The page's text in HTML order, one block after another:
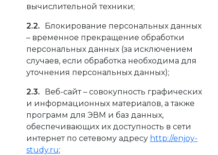
вычислительной техники;
Блокирование персональных данных
– временное прекращение обработки
персональных данных (за исключением
случаев, если обработка необходима для
уточнения персональных данных);
Веб-сайт – совокупность графических
и информационных материалов, а также
программ для ЭВМ и баз данных,
обеспечивающих их доступность в сети
интернет по сетевому адресу http://enjoy-
study.ru;